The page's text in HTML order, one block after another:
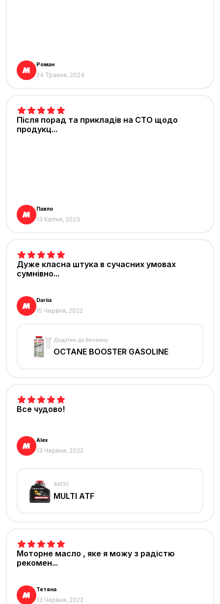
Роман
24 Травня, 2024
Після порад та прикладів на СТО щодо
продукц...
Павло
13 Квітня, 2023
Дуже класна штука в сучасних умовах
сумнівно...
Dariia
15 Червня, 2022
Додатки до бензину
OCTANE BOOSTER GASOLINE
Все чудово!
Alex
13 Червня, 2022
АКПП
MULTI ATF
Моторне масло , яке я можу з радістю
рекомен...
Тетяна
13 Червня, 2022